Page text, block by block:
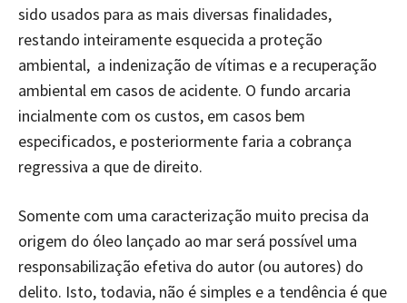
sido usados para as mais diversas finalidades,
restando inteiramente esquecida a proteção
ambiental, a indenização de vítimas e a recuperação
ambiental em casos de acidente. O fundo arcaria
incialmente com os custos, em casos bem
especificados, e posteriormente faria a cobrança
regressiva a que de direito.
Somente com uma caracterização muito precisa da
origem do óleo lançado ao mar será possível uma
responsabilização efetiva do autor (ou autores) do
delito. Isto, todavia, não é simples e a tendência é que